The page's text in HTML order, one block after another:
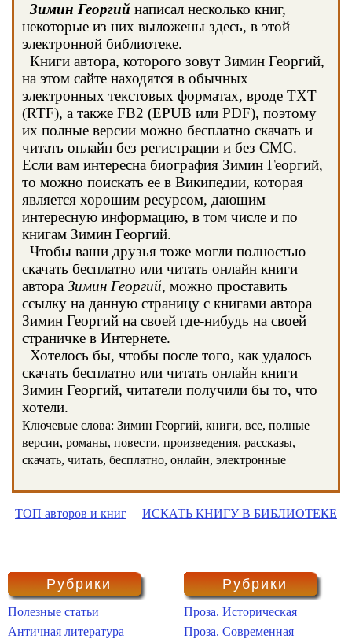
Зимин Георгий написал несколько книг,
некоторые из них выложены здесь, в этой
электронной библиотеке.
Книги автора, которого зовут Зимин Георгий,
на этом сайте находятся в обычных
электронных текстовых форматах, вроде TXT
(RTF), а также FB2 (EPUB или PDF), поэтому
их полные версии можно бесплатно скачать и
читать онлайн без регистрации и без СМС.
Если вам интересна биография Зимин Георгий,
то можно поискать ее в Википедии, которая
является хорошим ресурсом, дающим
интересную информацию, в том числе и по
книгам Зимин Георгий.
Чтобы ваши друзья тоже могли полностью
скачать бесплатно или читать онлайн книги
автора Зимин Георгий, можно проставить
ссылку на данную страницу с книгами автора
Зимин Георгий на своей где-нибудь на своей
страничке в Интернете.
Хотелось бы, чтобы после того, как удалось
скачать бесплатно или читать онлайн книги
Зимин Георгий, читатели получили бы то, что
хотели.
Ключевые слова: Зимин Георгий, книги, все, полные
версии, романы, повести, произведения, рассказы,
скачать, читать, бесплатно, онлайн, электронные
ТОП авторов и книг ИСКАТЬ КНИГУ В БИБЛИОТЕКЕ
Рубрики
Полезные статьи
Античная литература
Рубрики
Проза. Историческая
Проза. Современная